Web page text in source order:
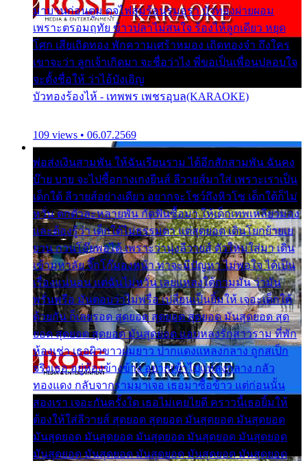
มาบานก่อนตูม ดุจไฟสุมร้อนรุมอุรา บัวทองผ่ายผอม
เพราะตรอมฤทัย ข้าวปลาไม่สนใจ ร้องไห้ลูกเดียว หยุด
โศก เสียเถิดทอง พักความเศร้าหมอง เถิดทองจ๋า ถึงใคร
เขาจะว่า ลูกเจ้าเกิดมา จะชื่อว่าไง พี่ขอเป็นเพื่อนปลอบใจ
จะตั้งชื่อให้ ว่าไอ้บังเอิญ
บัวทองร้องไห้ - เทพพร เพชรอุบล(KARAOKE)
109 views • 06.07.2569
พ่อส่งเงินสามพัน ให้ฉันเรียนราม ได้อีกสักสามพัน ฉันคง
บ๊าย บาย จะไปซื้อกางเกงยีนส์ ลีวายส์มาใส่ เพราะเราเป็น
เด็กใต้ ลีวายส์อย่างเดียว อยากจะโชว์ถึงหิวโซ เด็กใต้ก็ไม่
หวั่น ตกตัวละหลายพัน กัดฟันซื้อมา ให้เด็กเทพเหลียวมอง
และต้องรู้ว่า เด็กใต้ไม่ธรรมดา แต่สุดยอด เดินโยกย้ายเย
ยวน กวนโอ๊ยพอได้ เพราะว่านุ่งลีวายส์ ตัวใหม่ใส่มา เดิน
เข้ามหาลัย จิ๊กโก๊มองหน้า ท่าจะมีปัญหา ไม่พอใจ ได้เป็น
เรื่องแน่นอน แต่ฉันไม่หวั่น เลยแหลงใต้ถามมัน ว่ามัน
พรั่นพรือ มันตอบว่าไม่พรื่อ เปลี่ยนเป็นยิ้มให้ เจอะเด็กใต้
ด้วยกัน ก็เลยรอด สุดยอด สุดยอด สุดยอด มันสุดยอด สุด
ยอด สุดยอด สุดยอด มันสุดยอด แอบหลงรักสาวราม ที่พัก
ห้องเช่า เธอผิวขาวผมยาว ปากแดงแหลงกลาง ถูกสเป็ก
จริงเธอ อยู่ห้องข้างข้าง อยากเข้าไปแหลงกลาง กลัว
ทองแดง กลับจากรามมาเจอ เธอมาซื้อข้าว แต่ก่อนนั้น
สองเรา เจอะกันครั้งใด เธอไม่เคยไยดี คราวนี้เธอยิ้มให้
ต้องให้ใส่ลีวายส์ สุดยอด สุดยอด มันสุดยอด มันสุดยอด
มันสุดยอด มันสุดยอด มันสุดยอด มันสุดยอด มันสุดยอด
มันสุดยอด มันสุดยอด มันสุดยอด มันสุดยอด มันสุดยอด